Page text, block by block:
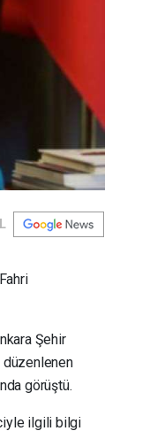
Şehir
düzenlenen
görüştü.
ilgili bilgi